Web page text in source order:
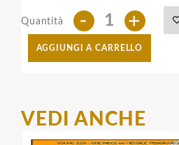
Quantità - +
AGGIUNGI A CARRELLO
VEDI ANCHE